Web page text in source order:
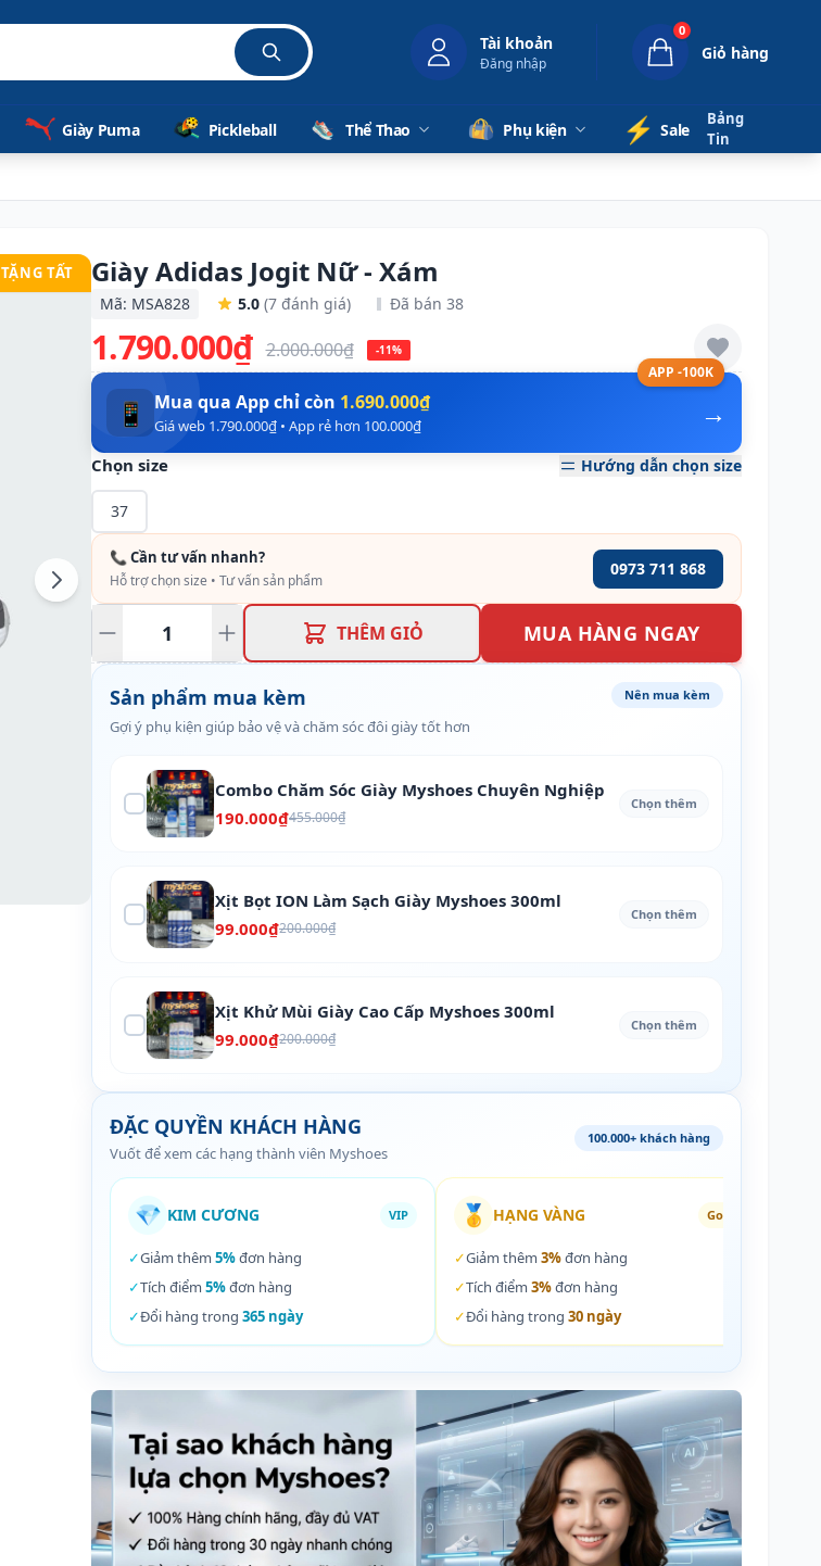
Tài khoản
Đăng nhập
0
Giỏ hàng
Giày Puma Pickleball Thể Thao Phụ kiện ⚡️ Sale
Bảng
Tin
TẶNG TẤT Giày Adidas Jogit Nữ - Xám
Mã: MSA828 5.0 (7 đánh giá) Đã bán 38
1.790.000₫ 2.000.000₫ -11%
APP -100K
→
📱 Mua qua App chỉ còn 1.690.000₫
Giá web 1.790.000₫ • App rẻ hơn 100.000₫
Chọn size Hướng dẫn chọn size
37
📞 Cần tư vấn nhanh?
Hỗ trợ chọn size • Tư vấn sản phẩm
0973 711 868
THÊM GIỎ MUA HÀNG NGAY
Sản phẩm mua kèm
Gợi ý phụ kiện giúp bảo vệ và chăm sóc đôi giày tốt hơn
Nên mua kèm
Combo Chăm Sóc Giày Myshoes Chuyên Nghiệp
190.000₫455.000₫
Chọn thêm
Xịt Bọt ION Làm Sạch Giày Myshoes 300ml
99.000₫200.000₫
Chọn thêm
Xịt Khử Mùi Giày Cao Cấp Myshoes 300ml
99.000₫200.000₫
Chọn thêm
ĐẶC QUYỀN KHÁCH HÀNG
Vuốt để xem các hạng thành viên Myshoes
100.000+ khách hàng
💎 KIM CƯƠNG VIP
✓Giảm thêm 5%đơn hàng
✓Tích điểm 5%đơn hàng
✓Đổi hàng trong 365 ngày
🥇 HẠNG VÀNG Gold
✓Giảm thêm 3%đơn hàng
✓Tích điểm 3%đơn hàng
✓Đổi hàng trong 30 ngày